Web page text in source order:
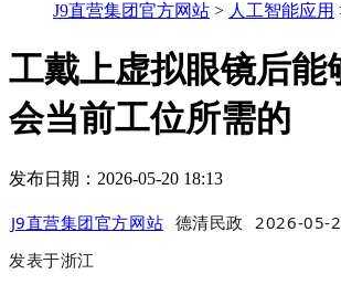
J9直营集团官方网站 > 人工智能应用
工戴上虚拟眼镜后能
会当前工位所需的
发布日期：2026-05-20 18:13
J9直营集团官方网站 德清民政
2026-05-
发表于浙江